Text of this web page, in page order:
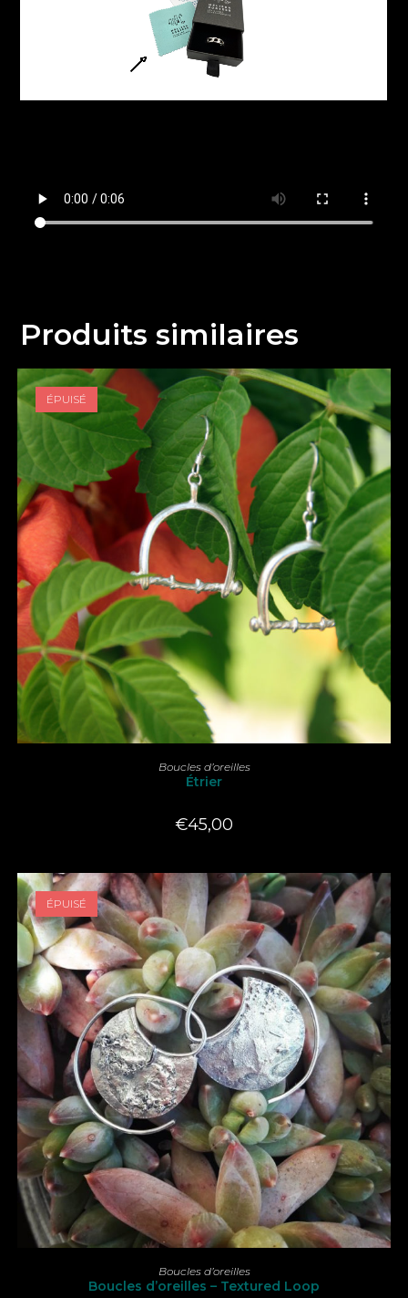
Produits similaires
ÉPUISÉ
LIRE LA SUITE
Boucles d’oreilles
Étrier
€45,00
ÉPUISÉ
LIRE LA SUITE
Boucles d’oreilles
Boucles d’oreilles – Textured Loop